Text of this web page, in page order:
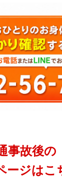
事故後の
ージはこ